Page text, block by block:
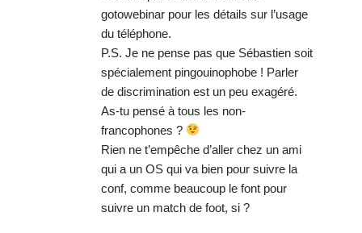
gotowebinar pour les détails sur l’usage
du téléphone.
P.S. Je ne pense pas que Sébastien soit
spécialement pingouinophobe ! Parler
de discrimination est un peu exagéré.
As-tu pensé à tous les non-
francophones ?
Rien ne t’empêche d’aller chez un ami
qui a un OS qui va bien pour suivre la
conf, comme beaucoup le font pour
suivre un match de foot, si ?